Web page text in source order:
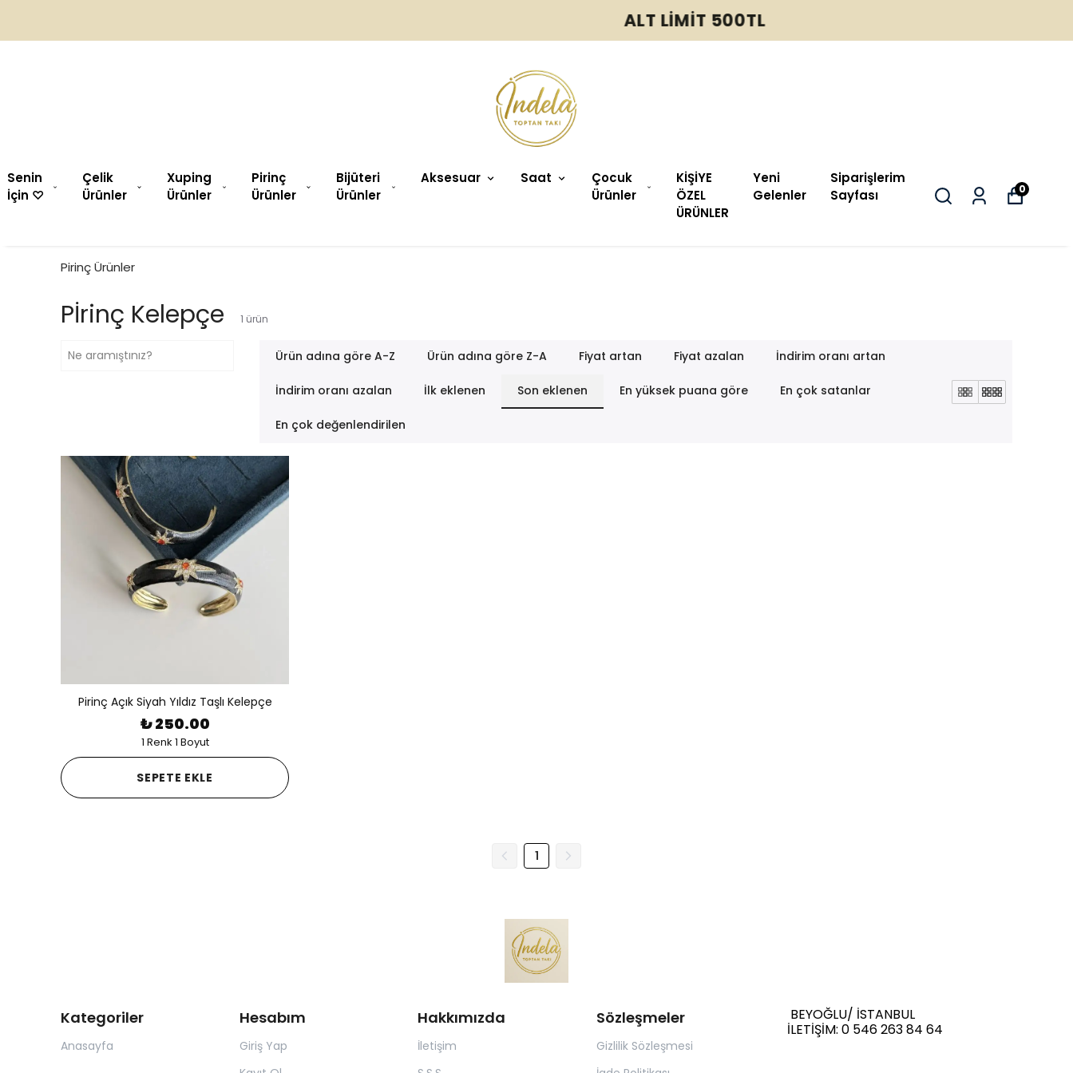
Senin
İçin ♡︎
Çelik
Ürünler
Xuping
Ürünler
Pirinç
Ürünler
Bijüteri
Ürünler
Aksesuar Saat
Çocuk
Ürünler
KİŞİYE
ÖZEL
ÜRÜNLER
Yeni
Gelenler
Siparişlerim
Sayfası
0
Pirinç Ürünler
Pİrinç Kelepçe 1 ürün
Ürün adına göre A-Z Ürün adına göre Z-A Fiyat artan Fiyat azalan İndirim oranı artan
İndirim oranı azalan İlk eklenen Son eklenen En yüksek puana göre En çok satanlar
En çok değenlendirilen
Pirinç Açık Siyah Yıldız Taşlı Kelepçe
₺ 250.00
1 Renk 1 Boyut
SEPETE EKLE
1
Kategoriler
Anasayfa
Hesabım
Giriş Yap
Hakkımızda
İletişim
Sözleşmeler
Gizlilik Sözleşmesi
BEYOĞLU/ İSTANBUL
İLETİŞİM: 0 546 263 84 64